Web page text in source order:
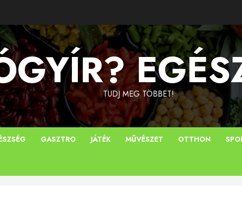
TUDJ MEG TÖBBET!
GASZTRO JÁTÉK MŰVÉSZET OTTHON